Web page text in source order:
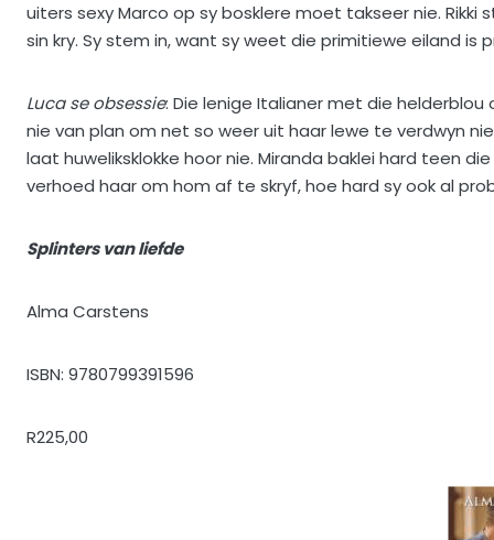
uiters sexy Marco op sy bosklere moet takseer nie.
sin kry. Sy stem in, want sy weet die primitiewe eiland is
Luca se obsessie: Die lenige Italianer met die
nie van plan om net so weer uit haar lewe te verdwyn
laat huweliksklokke hoor nie. Miranda baklei hard teen
verhoed haar om hom af te skryf, hoe hard sy ook al
Splinters van liefde
Alma Carstens
ISBN: 9780799391596
R225,00